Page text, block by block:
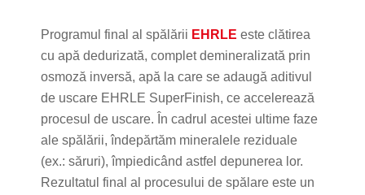
Programul final al spălării EHRLE este clătirea
cu apă dedurizată, complet demineralizată prin
osmoză inversă, apă la care se adaugă aditivul
de uscare EHRLE SuperFinish, ce accelerează
procesul de uscare. În cadrul acestei ultime faze
ale spălării, îndepărtăm mineralele reziduale
(ex.: săruri), împiedicând astfel depunerea lor.
Rezultatul final al procesului de spălare este un